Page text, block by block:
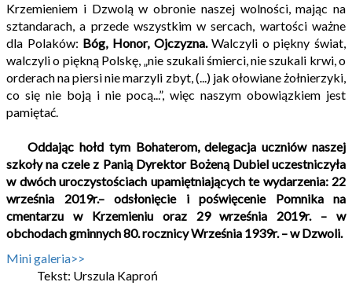
Krzemieniem i Dzwolą w obronie naszej wolności, mając na
sztandarach, a przede wszystkim w sercach, wartości ważne
dla Polaków: Bóg, Honor, Ojczyzna.Walczyli o piękny świat,
walczyli o piękną Polskę, „nie szukali śmierci, nie szukali krwi, o
orderach na piersi nie marzyli zbyt, (...) jak ołowiane żołnierzyki,
co się nie boją i nie pocą...”, więc naszym obowiązkiem jest
pamiętać.
Oddając hołd tym Bohaterom, delegacja uczniów naszej
szkoły na czele z Panią Dyrektor Bożeną Dubiel uczestniczyła
w dwóch uroczystościach upamiętniających te wydarzenia: 22
września 2019r.– odsłonięcie i poświęcenie Pomnika na
cmentarzu w Krzemieniu oraz 29 września 2019r. – w
obchodach gminnych80. rocznicy Września 1939r. – w Dzwoli.
Mini galeria>>
Tekst: Urszula Kaproń